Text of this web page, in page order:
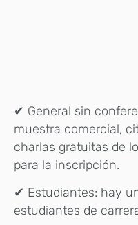
✔ General sin
muestra comercial,
charlas gratuitas de
para la inscripción.
✔ Estudiantes: hay
estudiantes de